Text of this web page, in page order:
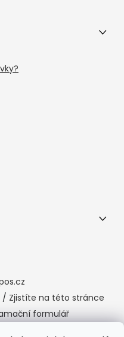
/ Zjistíte na této stránce
formulář